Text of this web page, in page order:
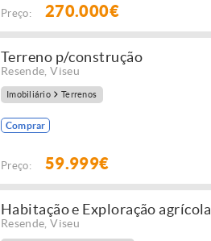
Preço: 270.000€
Terreno p/construção
Resende ,Viseu
Imobiliário Terrenos
Comprar
Preço: 59.999€
Habitação e Exploração agrícola
Resende ,Viseu